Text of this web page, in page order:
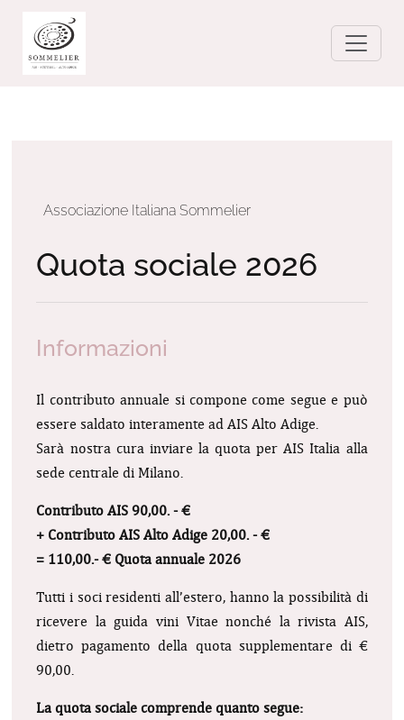
Associazione Italiana Sommelier
Quota sociale 2026
Informazioni
Il contributo annuale si compone come segue e può
essere saldato interamente ad AIS Alto Adige.
Sarà nostra cura inviare la quota per AIS Italia alla
sede centrale di Milano.
Contributo AIS 90,00. - €
+ Contributo AIS Alto Adige 20,00. - €
= 110,00.- € Quota annuale 2026
Tutti i soci residenti all’estero, hanno la possibilità di
ricevere la guida vini Vitae nonché la rivista AIS,
dietro pagamento della quota supplementare di €
90,00.
La quota sociale comprende quanto segue: